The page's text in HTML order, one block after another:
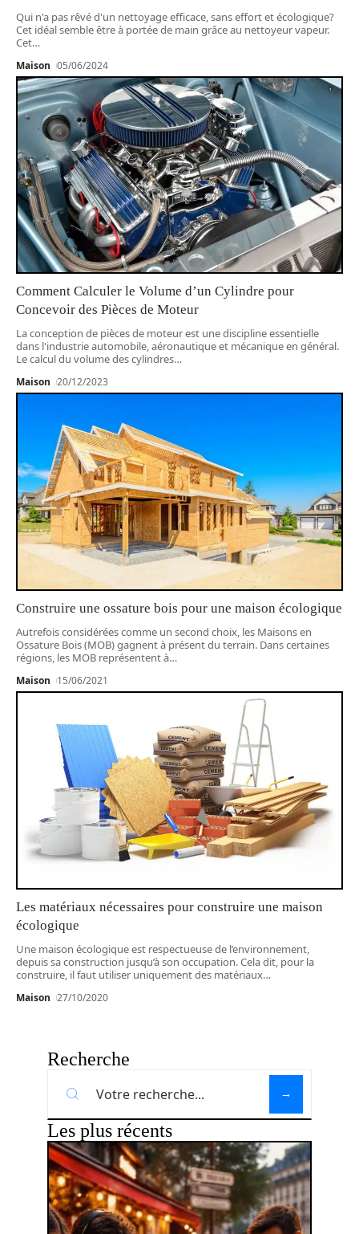
Qui n'a pas rêvé d'un nettoyage efficace, sans effort et écologique?
Cet idéal semble être à portée de main grâce au nettoyeur vapeur.
Cet…
Maison 05/06/2024
Comment Calculer le Volume d’un Cylindre pour
Concevoir des Pièces de Moteur
La conception de pièces de moteur est une discipline essentielle
dans l'industrie automobile, aéronautique et mécanique en général.
Le calcul du volume des cylindres…
Maison 20/12/2023
Construire une ossature bois pour une maison écologique
Autrefois considérées comme un second choix, les Maisons en
Ossature Bois (MOB) gagnent à présent du terrain. Dans certaines
régions, les MOB représentent à…
Maison 15/06/2021
Les matériaux nécessaires pour construire une maison
écologique
Une maison écologique est respectueuse de l’environnement,
depuis sa construction jusqu’à son occupation. Cela dit, pour la
construire, il faut utiliser uniquement des matériaux…
Maison 27/10/2020
Recherche
Les plus récents